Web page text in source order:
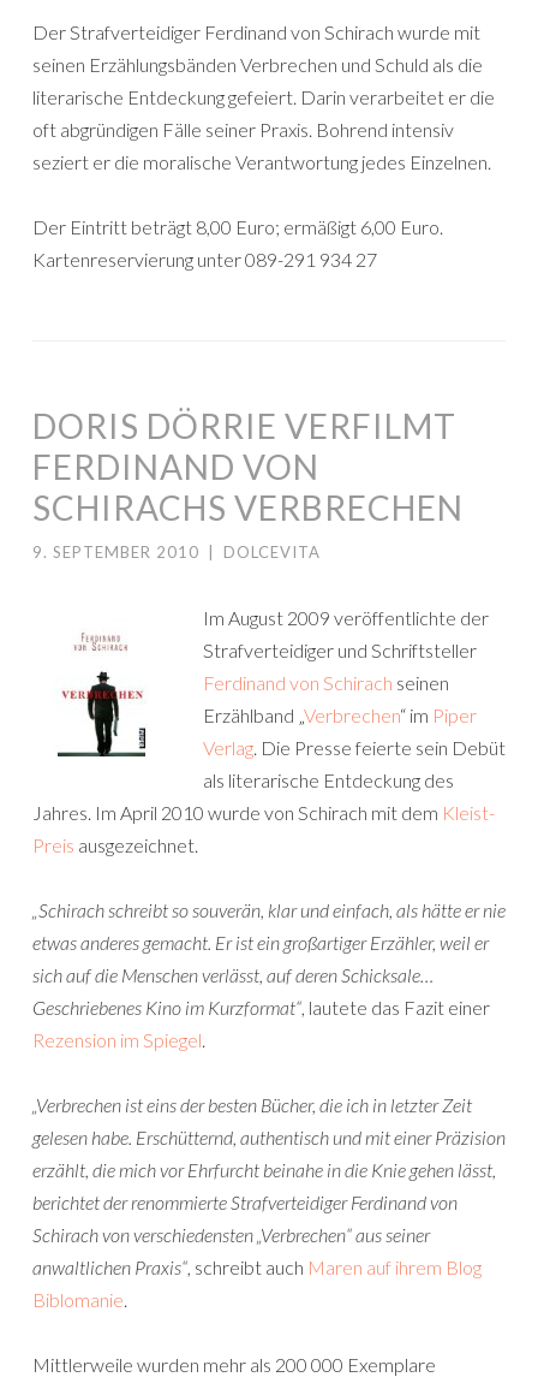
Der Strafverteidiger Ferdinand von Schirach wurde mit
seinen Erzählungsbänden Verbrechen und Schuld als die
literarische Entdeckung gefeiert. Darin verarbeitet er die
oft abgründigen Fälle seiner Praxis. Bohrend intensiv
seziert er die moralische Verantwortung jedes Einzelnen.
Der Eintritt beträgt 8,00 Euro; ermäßigt 6,00 Euro.
Kartenreservierung unter 089-291 934 27
DORIS DÖRRIE VERFILMT
FERDINAND VON
SCHIRACHS VERBRECHEN
9. SEPTEMBER 2010 DOLCEVITA
Im August 2009 veröffentlichte der
Strafverteidiger und Schriftsteller
Ferdinand von Schirach seinen
Erzählband „Verbrechen“ im Piper
Verlag. Die Presse feierte sein Debüt
als literarische Entdeckung des
Jahres. Im April 2010 wurde von Schirach mit dem Kleist-
Preis ausgezeichnet.
„Schirach schreibt so souverän, klar und einfach, als hätte er nie
etwas anderes gemacht. Er ist ein großartiger Erzähler, weil er
sich auf die Menschen verlässt, auf deren Schicksale…
Geschriebenes Kino im Kurzformat“, lautete das Fazit einer
Rezension im Spiegel.
„Verbrechen ist eins der besten Bücher, die ich in letzter Zeit
gelesen habe. Erschütternd, authentisch und mit einer Präzision
erzählt, die mich vor Ehrfurcht beinahe in die Knie gehen lässt,
berichtet der renommierte Strafverteidiger Ferdinand von
Schirach von verschiedensten „Verbrechen“ aus seiner
anwaltlichen Praxis“, schreibt auch Maren auf ihrem Blog
Biblomanie.
Mittlerweile wurden mehr als 200 000 Exemplare